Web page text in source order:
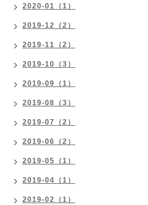
2020-01（1）
2019-12（2）
2019-11（2）
2019-10（3）
2019-09（1）
2019-08（3）
2019-07（2）
2019-06（2）
2019-05（1）
2019-04（1）
2019-02（1）